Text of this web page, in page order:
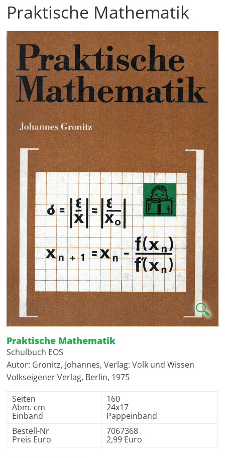
Praktische Mathematik
🔍
Praktische Mathematik
Schulbuch EOS
Autor: Gronitz, Johannes, Verlag: Volk und Wissen
Volkseigener Verlag, Berlin, 1975
Seiten
Abm. cm
Einband
160
24x17
Pappeinband
Bestell-Nr
Preis Euro
7067368
2,99 Euro